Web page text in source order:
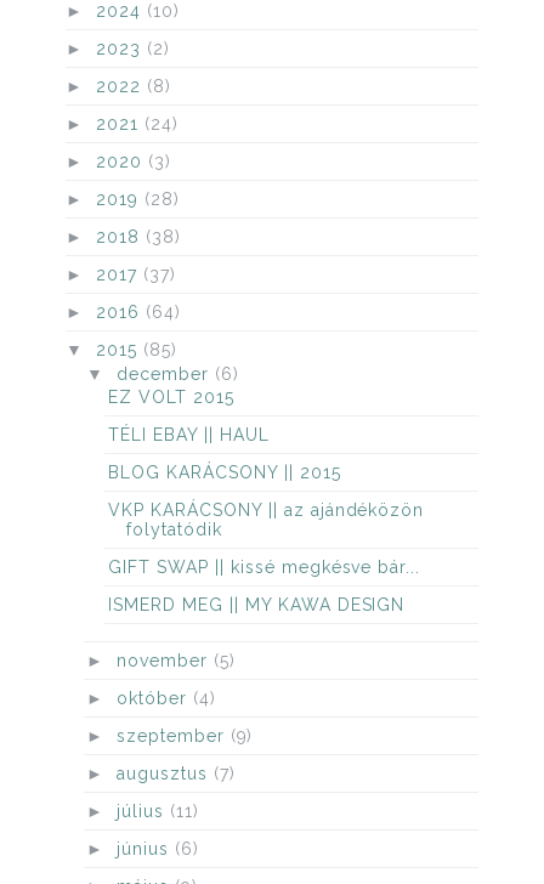
► 2024 (10)
► 2023 (2)
► 2022 (8)
► 2021 (24)
► 2020 (3)
► 2019 (28)
► 2018 (38)
► 2017 (37)
► 2016 (64)
▼ 2015 (85)
▼ december (6)
EZ VOLT 2015
TÉLI EBAY || HAUL
BLOG KARÁCSONY || 2015
VKP KARÁCSONY || az ajándéközön
folytatódik
GIFT SWAP || kissé megkésve bár...
ISMERD MEG || MY KAWA DESIGN
► november (5)
► október (4)
► szeptember (9)
► augusztus (7)
► július (11)
► június (6)